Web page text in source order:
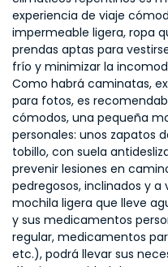
experiencia de viaje
impermeable ligera, ropa
prendas aptas para
frío y minimizar la
Como habrá caminatas,
para fotos, es
cómodos, una pequeña
personales: unos zapatos
tobillo, con suela
prevenir lesiones en
pedregosos, inclinados y
mochila ligera que lleve
y sus medicamentos
regular, medicamentos
etc.), podrá llevar sus